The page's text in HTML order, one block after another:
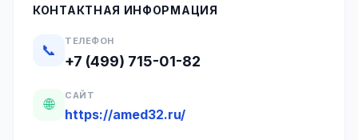
КОНТАКТНАЯ ИНФОРМАЦИЯ
📞
ТЕЛЕФОН
+7 (499) 715-01-82
🌐
САЙТ
https://amed32.ru/